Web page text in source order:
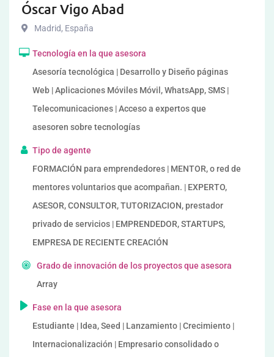
Óscar Vigo Abad
Madrid, España
Tecnología en la que asesora
Asesoría tecnológica | Desarrollo y Diseño páginas
Web | Aplicaciones Móviles Móvil, WhatsApp, SMS |
Telecomunicaciones | Acceso a expertos que
asesoren sobre tecnologías
Tipo de agente
FORMACIÓN para emprendedores | MENTOR, o red de
mentores voluntarios que acompañan. | EXPERTO,
ASESOR, CONSULTOR, TUTORIZACION, prestador
privado de servicios | EMPRENDEDOR, STARTUPS,
EMPRESA DE RECIENTE CREACIÓN
Grado de innovación de los proyectos que asesora
Array
Fase en la que asesora
Estudiante | Idea, Seed | Lanzamiento | Crecimiento |
Internacionalización | Empresario consolidado o